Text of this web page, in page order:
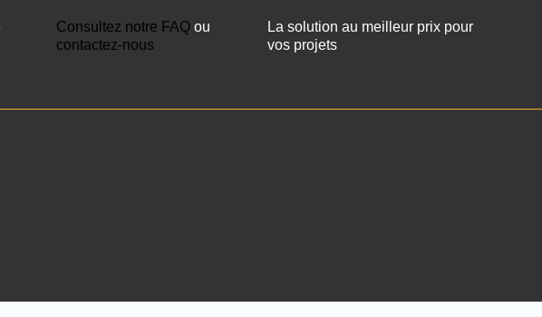
Consultez notre FAQou
contactez-nous
La solution au meilleur prix pour
vos projets